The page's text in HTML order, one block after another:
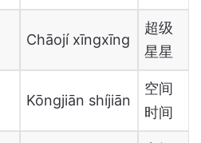
Chāojí xīngxīng
超级
星星
Kōngjiān shíjiān
空间
时间